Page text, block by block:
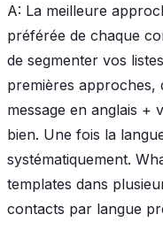
A: La meilleure
préférée de chaque
de segmenter vos
premières approches,
message en anglais +
bien. Une fois la
systématiquement.
templates dans
contacts par langue